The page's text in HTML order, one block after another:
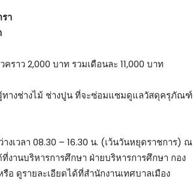
า
ราว 2,000 บาท รวมเดือนละ 11,000 บาท
ทางช่างไม้ ช่างปูน ที่จะซ่อมแซมดูแลวัสดุครุภัณฑ์
เวลา 08.30 – 16.30 น. (เว้นวันหยุดราชการ) ณ
งานบริหารการศึกษา ฝ่ายบริหารการศึกษา กอง
อ ดูรายละเอียดได้ที่สำนักงานเทศบาลเมือง